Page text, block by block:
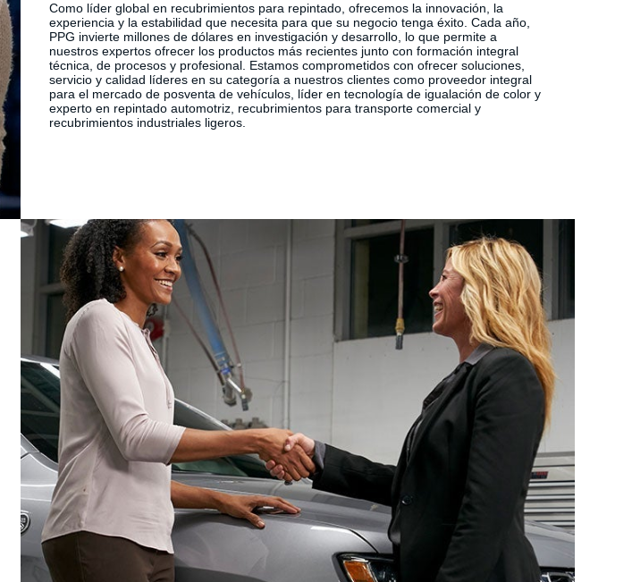
Como líder global en recubrimientos para repintado, ofrecemos la innovación, la
experiencia y la estabilidad que necesita para que su negocio tenga éxito. Cada año,
PPG invierte millones de dólares en investigación y desarrollo, lo que permite a
nuestros expertos ofrecer los productos más recientes junto con formación integral
técnica, de procesos y profesional. Estamos comprometidos con ofrecer soluciones,
servicio y calidad líderes en su categoría a nuestros clientes como proveedor integral
para el mercado de posventa de vehículos, líder en tecnología de igualación de color y
experto en repintado automotriz, recubrimientos para transporte comercial y
recubrimientos industriales ligeros.